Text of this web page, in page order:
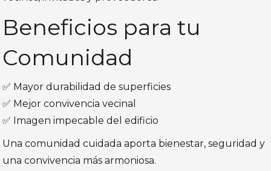
Beneficios para tu
Comunidad
✅ Mayor durabilidad de superficies
✅ Mejor convivencia vecinal
✅ Imagen impecable del edificio
Una comunidad cuidada aporta bienestar, seguridad y
una convivencia más armoniosa.